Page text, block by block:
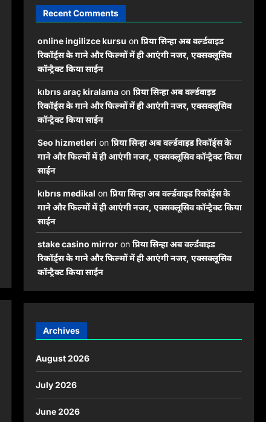
Recent Comments
online ingilizce kursu on प्रिया सिन्हा अब वर्ल्डवाइड
रिकॉर्ड्स के गाने और फिल्मों में ही आएंगी नजर, एक्सक्लूसिव
कॉन्ट्रैक्ट किया साईन
kıbrıs araç kiralamaon प्रिया सिन्हा अब वर्ल्डवाइड
रिकॉर्ड्स के गाने और फिल्मों में ही आएंगी नजर, एक्सक्लूसिव
कॉन्ट्रैक्ट किया साईन
Seo hizmetleri on प्रिया सिन्हा अब वर्ल्डवाइड रिकॉर्ड्स के
गाने और फिल्मों में ही आएंगी नजर, एक्सक्लूसिव कॉन्ट्रैक्ट किया
साईन
kıbrıs medikal on प्रिया सिन्हा अब वर्ल्डवाइड रिकॉर्ड्स के
गाने और फिल्मों में ही आएंगी नजर, एक्सक्लूसिव कॉन्ट्रैक्ट किया
साईन
stake casino mirroron प्रिया सिन्हा अब वर्ल्डवाइड
रिकॉर्ड्स के गाने और फिल्मों में ही आएंगी नजर, एक्सक्लूसिव
कॉन्ट्रैक्ट किया साईन
Archives
August 2026
July 2026
June 2026